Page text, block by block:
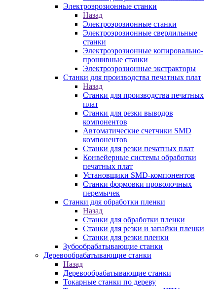
Электроэрозионные станки
Назад
Электроэрозионные станки
Электроэрозионные сверлильные
станки
Электроэрозионные копировально-
прошивные станки
Электроэрозионные экстракторы
Станки для производства печатных плат
Назад
Станки для производства печатных
плат
Станки для резки выводов
компонентов
Автоматические счетчики SMD
компонентов
Станки для резки печатных плат
Конвейерные системы обработки
печатных плат
Установщики SMD-компонентов
Станки формовки проволочных
перемычек
Станки для обработки пленки
Назад
Станки для обработки пленки
Станки для резки и запайки пленки
Станки для резки пленки
Зубообрабатывающие станки
Деревообрабатывающие станки
Назад
Деревообрабатывающие станки
Токарные станки по дереву